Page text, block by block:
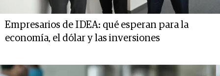
Empresarios de IDEA: qué esperan para la
economía, el dólar y las inversiones